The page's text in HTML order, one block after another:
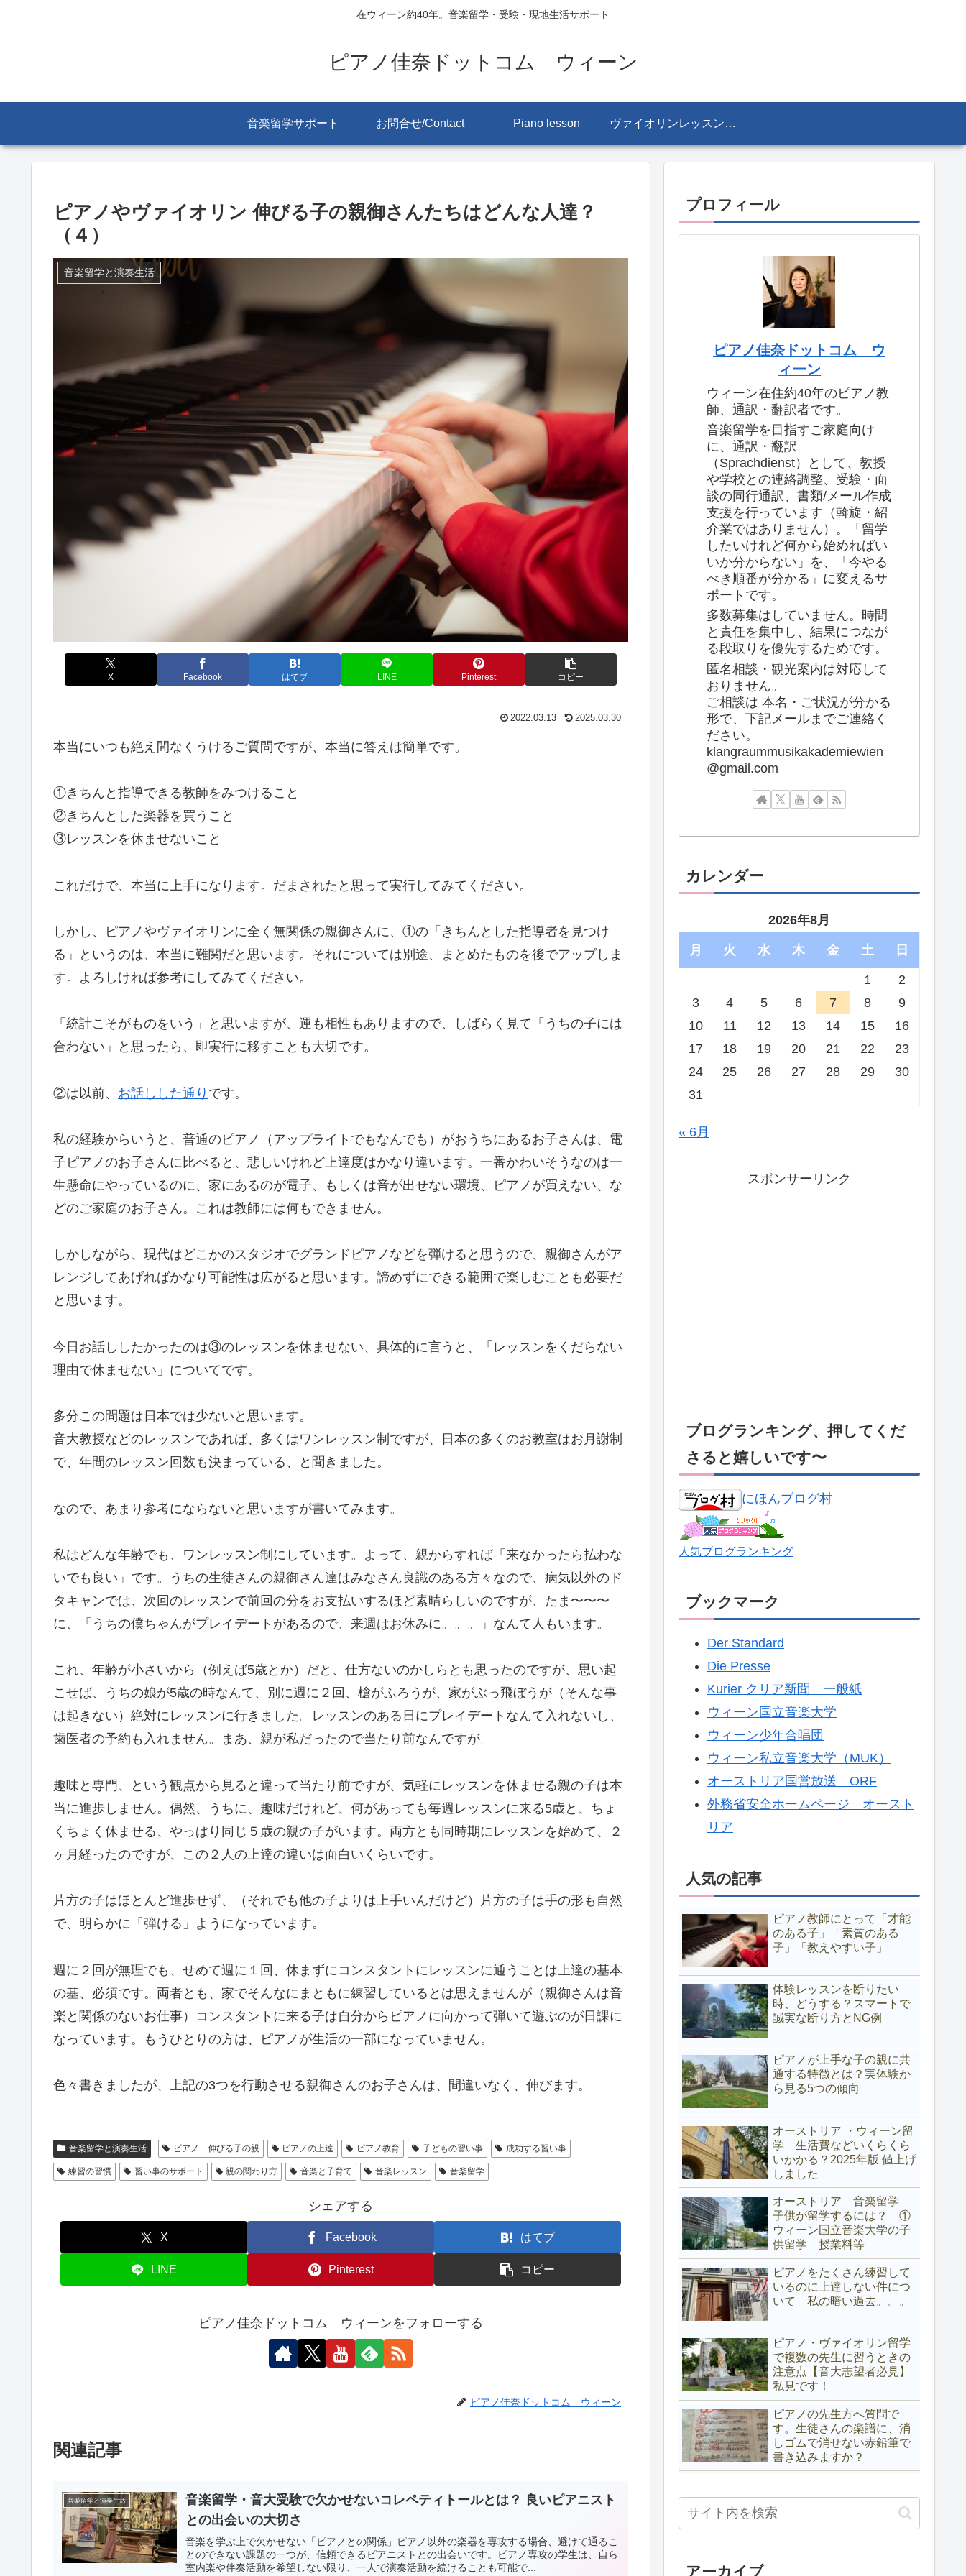
在ウィーン約40年。音楽留学・受験・現地生活サポート
ピアノ佳奈ドットコム ウィーン
音楽留学サポート お問合せ/Contact Piano lesson ヴァイオリンレッスン／リザ・マリア Lisa-Maria SEKINE
ピアノやヴァイオリン 伸びる子の親御さんたちはどんな人達？
（４）
音楽留学と演奏生活
X Facebook はてブ LINE Pinterest コピー
2022.03.13 2025.03.30
本当にいつも絶え間なくうけるご質問ですが、本当に答えは簡単です。
①きちんと指導できる教師をみつけること
②きちんとした楽器を買うこと
③レッスンを休ませないこと
これだけで、本当に上手になります。だまされたと思って実行してみてください。
しかし、ピアノやヴァイオリンに全く無関係の親御さんに、①の「きちんとした指導者を見つけ
る」というのは、本当に難関だと思います。それについては別途、まとめたものを後でアップしま
す。よろしければ参考にしてみてください。
「統計こそがものをいう」と思いますが、運も相性もありますので、しばらく見て「うちの子には
合わない」と思ったら、即実行に移すことも大切です。
②は以前、 お話しした通り です。
私の経験からいうと、普通のピアノ（アップライトでもなんでも）がおうちにあるお子さんは、電
子ピアノのお子さんに比べると、悲しいけれど上達度はかなり違います。一番かわいそうなのは一
生懸命にやっているのに、家にあるのが電子、もしくは音が出せない環境、ピアノが買えない、な
どのご家庭のお子さん。これは教師には何もできません。
しかしながら、現代はどこかのスタジオでグランドピアノなどを弾けると思うので、親御さんがア
レンジしてあげればかなり可能性は広がると思います。諦めずにできる範囲で楽しむことも必要だ
と思います。
今日お話ししたかったのは③のレッスンを休ませない、具体的に言うと、「レッスンをくだらない
理由で休ませない」についてです。
多分この問題は日本では少ないと思います。
音大教授などのレッスンであれば、多くはワンレッスン制ですが、日本の多くのお教室はお月謝制
で、年間のレッスン回数も決まっている、と聞きました。
なので、あまり参考にならないと思いますが書いてみます。
私はどんな年齢でも、ワンレッスン制にしています。よって、親からすれば「来なかったら払わな
いでも良い」です。うちの生徒さんの親御さん達はみなさん良識のある方々なので、病気以外のド
タキャンでは、次回のレッスンで前回の分をお支払いするほど素晴らしいのですが、たま〜〜〜
に、「うちの僕ちゃんがプレイデートがあるので、来週はお休みに。。。」なんて人もいます。
これ、年齢が小さいから（例えば5歳とか）だと、仕方ないのかしらとも思ったのですが、思い起
こせば、うちの娘が5歳の時なんて、別に週に２回、槍がふろうが、家がぶっ飛ぼうが（そんな事
は起きない）絶対にレッスンに行きました。レッスンのある日にプレイデートなんて入れないし、
歯医者の予約も入れません。まあ、親が私だったので当たり前なんですが。
趣味と専門、という観点から見ると違って当たり前ですが、気軽にレッスンを休ませる親の子は本
当に進歩しません。偶然、うちに、趣味だけれど、何があっても毎週レッスンに来る5歳と、ちょ
くちょく休ませる、やっぱり同じ５歳の親の子がいます。両方とも同時期にレッスンを始めて、２
ヶ月経ったのですが、この２人の上達の違いは面白いくらいです。
片方の子はほとんど進歩せず、（それでも他の子よりは上手いんだけど）片方の子は手の形も自然
で、明らかに「弾ける」ようになっています。
週に２回が無理でも、せめて週に１回、休まずにコンスタントにレッスンに通うことは上達の基本
の基、必須です。両者とも、家でそんなにまともに練習しているとは思えませんが（親御さんは音
楽と関係のないお仕事）コンスタントに来る子は自分からピアノに向かって弾いて遊ぶのが日課に
なっています。もうひとりの方は、ピアノが生活の一部になっていません。
色々書きましたが、上記の3つを行動させる親御さんのお子さんは、間違いなく、伸びます。
音楽留学と演奏生活 ピアノ 伸びる子の親 ピアノの上達 ピアノ教育 子どもの習い事 成功する習い事
練習の習慣 習い事のサポート 親の関わり方 音楽と子育て 音楽レッスン 音楽留学
シェアする
X Facebook はてブ
LINE Pinterest コピー
ピアノ佳奈ドットコム ウィーンをフォローする
ピアノ佳奈ドットコム ウィーン
関連記事
音楽留学と演奏生活
音楽留学・音大受験で欠かせないコレペティトールとは？ 良いピアニスト
との出会いの大切さ
音楽を学ぶ上で欠かせない「ピアノとの関係」ピアノ以外の楽器を専攻する場合、避けて通るこ
とのできない課題の一つが、信頼できるピアニストとの出会いです。ピアノ専攻の学生は、自ら
室内楽や伴奏活動を希望しない限り、一人で演奏活動を続けることも可能で...
プロフィール
ピアノ佳奈ドットコム ウ
ィーン
ウィーン在住約40年のピアノ教
師、通訳・翻訳者です。
音楽留学を目指すご家庭向け
に、通訳・翻訳
（Sprachdienst）として、教授
や学校との連絡調整、受験・面
談の同行通訳、書類/メール作成
支援を行っています（斡旋・紹
介業ではありません）。「留学
したいけれど何から始めればい
いか分からない」を、「今やる
べき順番が分かる」に変えるサ
ポートです。
多数募集はしていません。時間
と責任を集中し、結果につなが
る段取りを優先するためです。
匿名相談・観光案内は対応して
おりません。
ご相談は 本名・ご状況が分かる
形で、下記メールまでご連絡く
ださい。
klangraummusikakademiewien
@gmail.com
カレンダー
2026年8月
月 火 水 木 金 土 日
1
2
3
4 5 6 7 8
9
10
11 12 13 14 15
16
17
18 19 20 21 22
23
24
25 26 27 28 29
30
31
« 6月
スポンサーリンク
ブログランキング、押してくだ
さると嬉しいです〜
にほんブログ村
人気ブログランキング
ブックマーク
Der Standard
Die Presse
Kurier クリア新聞 一般紙
ウィーン国立音楽大学
ウィーン少年合唱団
ウィーン私立音楽大学（MUK）
オーストリア国営放送 ORF
外務省安全ホームページ オースト
リア
人気の記事
ピアノ教師にとって「才能
のある子」「素質のある
子」「教えやすい子」
体験レッスンを断りたい
時、どうする？スマートで
誠実な断り方とNG例
ピアノが上手な子の親に共
通する特徴とは？実体験か
ら見る5つの傾向
オーストリア ・ウィーン留
学 生活費などいくらくら
いかかる？2025年版 値上げ
しました
オーストリア 音楽留学
子供が留学するには？ ①
ウィーン国立音楽大学の子
供留学 授業料等
ピアノをたくさん練習して
いるのに上達しない件につ
いて 私の暗い過去。。。
ピアノ・ヴァイオリン留学
で複数の先生に習うときの
注意点【音大志望者必見】
私見です！
ピアノの先生方へ質問で
す。生徒さんの楽譜に、消
しゴムで消せない赤鉛筆で
書き込みますか？
アーカイブ